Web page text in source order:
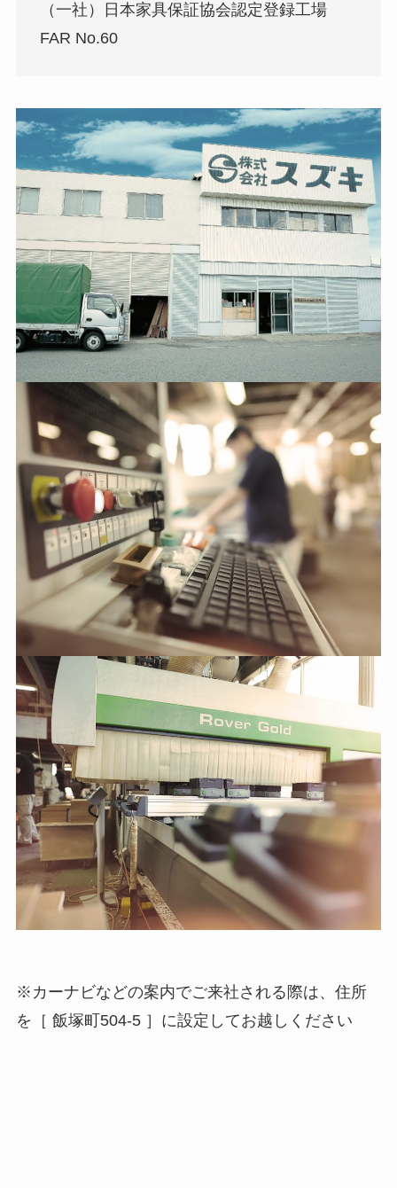
（一社）日本家具保証協会認定登録工場
FAR No.60
※カーナビなどの案内でご来社される際は、住所
を［ 飯塚町504-5 ］に設定してお越しください